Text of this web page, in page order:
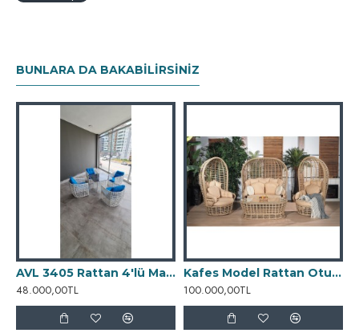
BUNLARA DA BAKABILIRSINIZ
AVL 3405 Rattan 4'lü Masa Takımı
48.000,00TL
Kafes Model Rattan Oturma Grubu
100.000,00TL